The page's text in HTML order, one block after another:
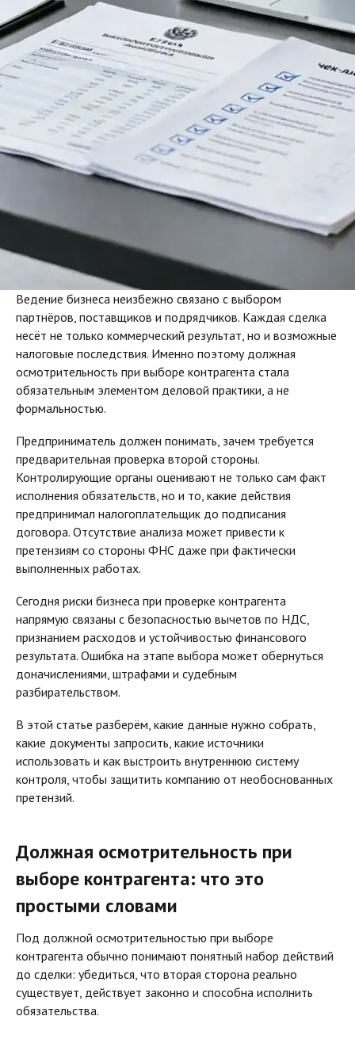
Ведение бизнеса неизбежно связано с выбором
партнёров, поставщиков и подрядчиков. Каждая сделка
несёт не только коммерческий результат, но и возможные
налоговые последствия. Именно поэтому должная
осмотрительность при выборе контрагента стала
обязательным элементом деловой практики, а не
формальностью.
Предприниматель должен понимать, зачем требуется
предварительная проверка второй стороны.
Контролирующие органы оценивают не только сам факт
исполнения обязательств, но и то, какие действия
предпринимал налогоплательщик до подписания
договора. Отсутствие анализа может привести к
претензиям со стороны ФНС даже при фактически
выполненных работах.
Сегодня риски бизнеса при проверке контрагента
напрямую связаны с безопасностью вычетов по НДС,
признанием расходов и устойчивостью финансового
результата. Ошибка на этапе выбора может обернуться
доначислениями, штрафами и судебным
разбирательством.
В этой статье разберём, какие данные нужно собрать,
какие документы запросить, какие источники
использовать и как выстроить внутреннюю систему
контроля, чтобы защитить компанию от необоснованных
претензий.
Должная осмотрительность при
выборе контрагента: что это
простыми словами
Под должной осмотрительностью при выборе
контрагента обычно понимают понятный набор действий
до сделки: убедиться, что вторая сторона реально
существует, действует законно и способна исполнить
обязательства.